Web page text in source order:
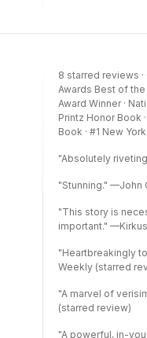
bara ett problem:
på boken och
magiska förmågor.
8 starred reviews
Awards Best of
Award Winner ·
Printz Honor Book
Book · #1 New
"Absolutely
"Stunning." —John
"This story is
important."
"Heartbreakingly
Weekly (starred
"A marvel of
(starred review)
"A powerful, in-